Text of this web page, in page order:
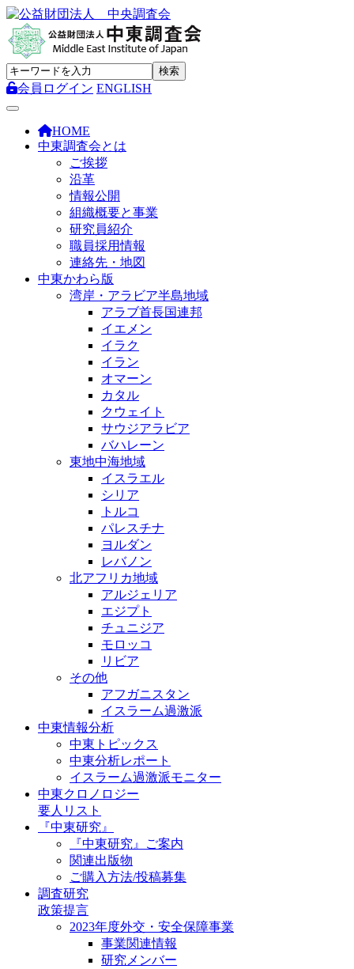
会員ログイン ENGLISH
Toggle navigation
HOME
中東調査会とは
ご挨拶
沿革
情報公開
組織概要と事業
研究員紹介
職員採用情報
連絡先・地図
中東かわら版
湾岸・アラビア半島地域
アラブ首長国連邦
イエメン
イラク
イラン
オマーン
カタル
クウェイト
サウジアラビア
バハレーン
東地中海地域
イスラエル
シリア
トルコ
パレスチナ
ヨルダン
レバノン
北アフリカ地域
アルジェリア
エジプト
チュニジア
モロッコ
リビア
その他
アフガニスタン
イスラーム過激派
中東情報分析
中東トピックス
中東分析レポート
イスラーム過激派モニター
中東クロノロジー
要人リスト
『中東研究』
『中東研究』ご案内
関連出版物
ご購入方法/投稿募集
調査研究
政策提言
2023年度外交・安全保障事業
事業関連情報
研究メンバー